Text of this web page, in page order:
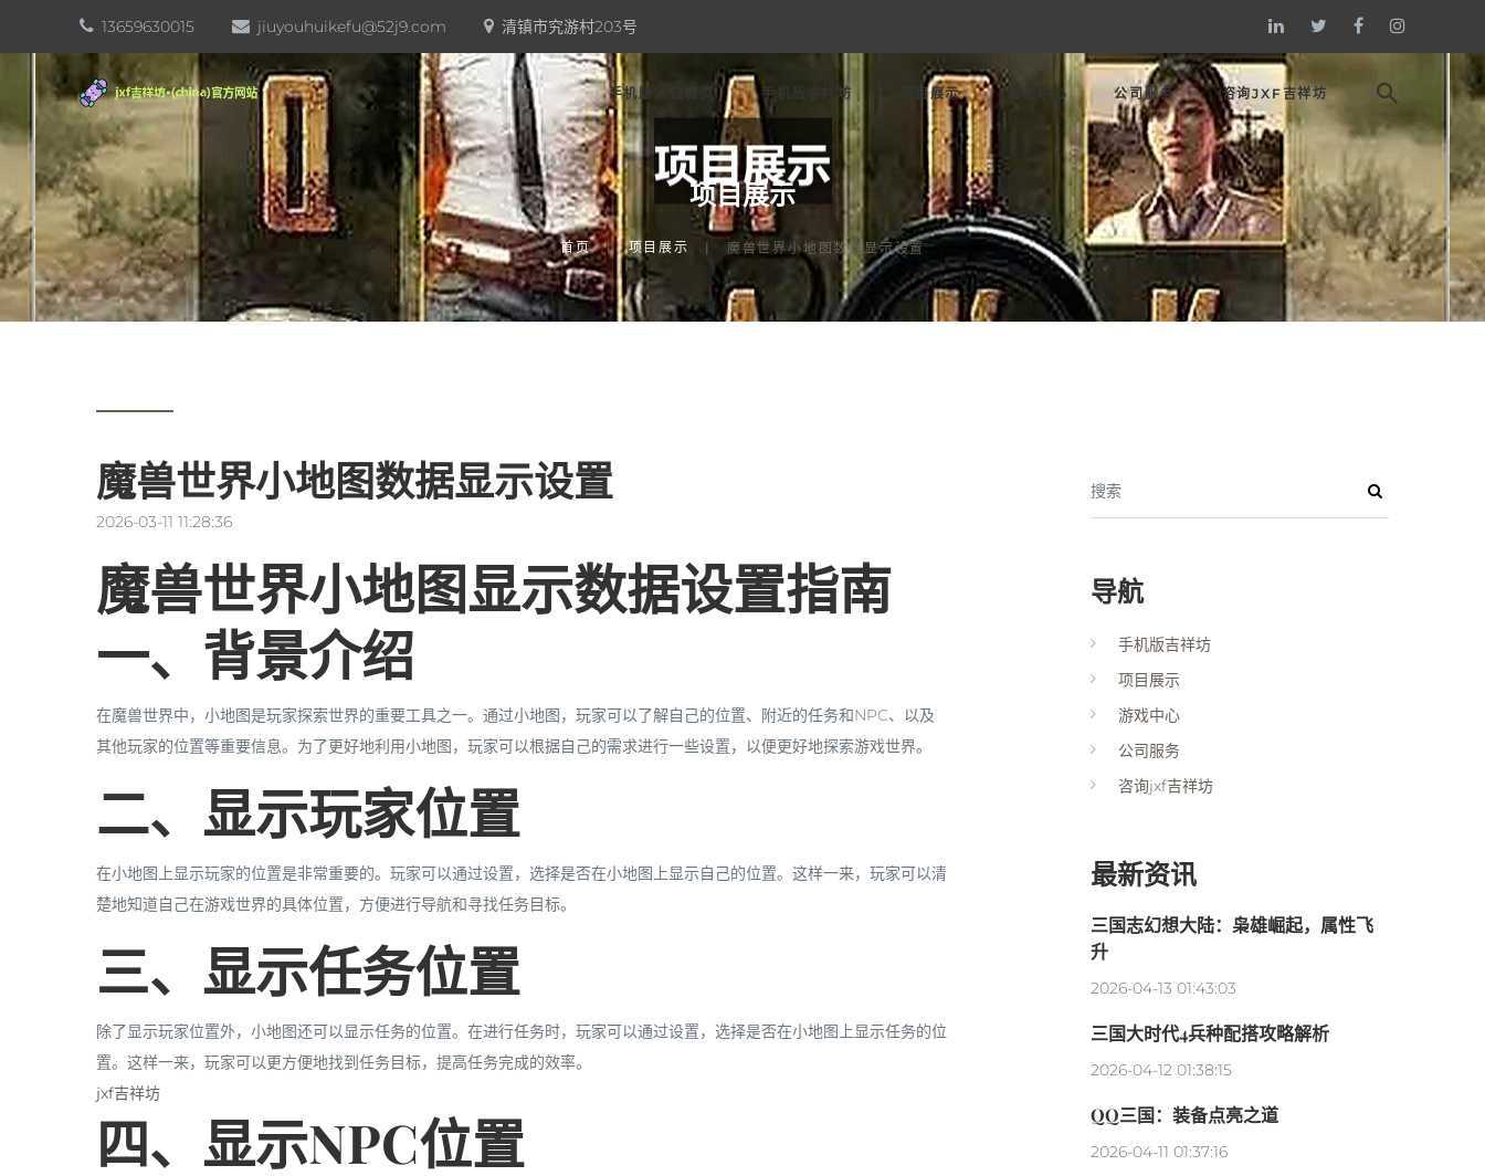
13659630015 jiuyouhuikefu@52j9.com 清镇市究游村203号
手机版入口首页 手机版吉祥坊 项目展示 游戏中心 公司服务 咨询JXF吉祥坊
项目展示
首页 项目展示 魔兽世界小地图数据显示设置
魔兽世界小地图数据显示设置
2026-03-11 11:28:36
魔兽世界小地图显示数据设置指南
一、背景介绍
在魔兽世界中，小地图是玩家探索世界的重要工具之一。通过小地图，玩家可以了解自己的位置、附近的任务和NPC、以及
其他玩家的位置等重要信息。为了更好地利用小地图，玩家可以根据自己的需求进行一些设置，以便更好地探索游戏世界。
二、显示玩家位置
在小地图上显示玩家的位置是非常重要的。玩家可以通过设置，选择是否在小地图上显示自己的位置。这样一来，玩家可以清
楚地知道自己在游戏世界的具体位置，方便进行导航和寻找任务目标。
三、显示任务位置
除了显示玩家位置外，小地图还可以显示任务的位置。在进行任务时，玩家可以通过设置，选择是否在小地图上显示任务的位
置。这样一来，玩家可以更方便地找到任务目标，提高任务完成的效率。
jxf吉祥坊
四、显示NPC位置
搜索
导航
手机版吉祥坊
项目展示
游戏中心
公司服务
咨询jxf吉祥坊
最新资讯
三国志幻想大陆：枭雄崛起，属性飞
升
2026-04-13 01:43:03
三国大时代4兵种配搭攻略解析
2026-04-12 01:38:15
QQ三国：装备点亮之道
2026-04-11 01:37:16